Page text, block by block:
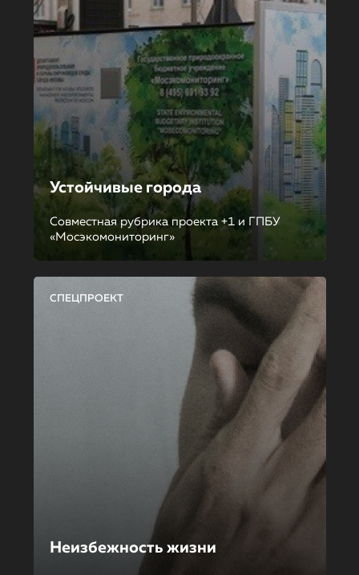
Устойчивые города
Совместная рубрика проекта +1 и ГПБУ
«Мосэкомониторинг»
СПЕЦПРОЕКТ
Неизбежность жизни